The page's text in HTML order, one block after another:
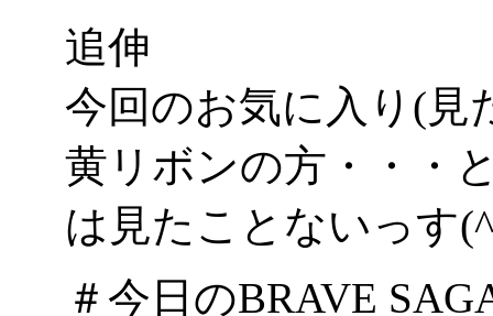
追伸
今回のお気に入り(見
黄リボンの方・・・
は見たことないっす
＃今日のBRAVE